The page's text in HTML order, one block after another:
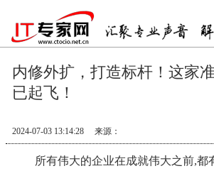
内修外扩，打造标杆！这家
已起飞！
2024-07-03 13:14:28 来源：
所有伟大的企业在成就伟大之前,都